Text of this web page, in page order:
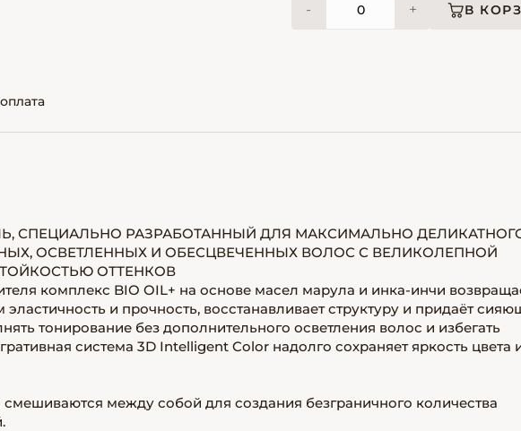
- + В
СПЕЦИАЛЬНО РАЗРАБОТАННЫЙ ДЛЯ МАКСИМАЛЬНО
ОСВЕТЛЕННЫХ И ОБЕСЦВЕЧЕННЫХ ВОЛОС С ВЕЛИКОЛЕПНОЙ
ОТТЕНКОВ
комплекс BIO OIL+ на основе масел марула и инка-инчи
и прочность, восстанавливает структуру и придаёт
тонирование без дополнительного осветления волос и избегать
система 3D Intelligent Color надолго сохраняет яркость цвета
между собой для создания безграничного количества